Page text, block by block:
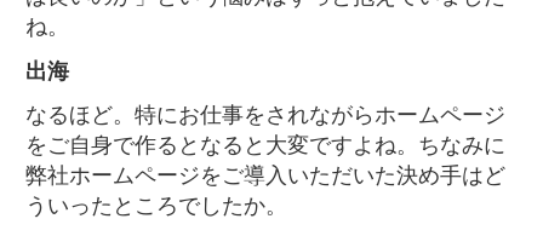
ね。
出海
なるほど。特にお仕事をされながらホームページ
をご自身で作るとなると大変ですよね。ちなみに
弊社ホームページをご導入いただいた決め手はど
ういったところでしたか。